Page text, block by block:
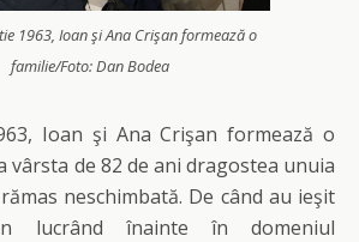
1963, Ioan şi Ana Crişan formează o
familie/Foto: Dan Bodea
Ioan şi Ana Crişan formează o
vârsta de 82 de ani dragostea unuia
neschimbată. De când au ieşit
lucrând înainte în domeniul